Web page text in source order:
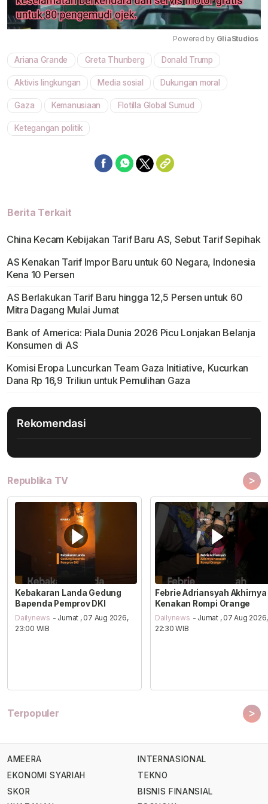
Mute
Powered by GliaStudios
Ariana Grande Greta Thunberg Donald Trump
Aktivis lingkungan Media sosial Dukungan moral
Gaza Kemanusiaan Flotilla Global Sumud
Ketegangan politik
Berita Terkait
China Kecam Kebijakan Tarif Baru AS, Sebut Tarif Sepihak
AS Kenakan Tarif Impor Baru untuk 60 Negara, Indonesia
Kena 10 Persen
AS Berlakukan Tarif Baru hingga 12,5 Persen untuk 60
Mitra Dagang Mulai Jumat
Bank of America: Piala Dunia 2026 Picu Lonjakan Belanja
Konsumen di AS
Komisi Eropa Luncurkan Team Gaza Initiative, Kucurkan
Dana Rp 16,9 Triliun untuk Pemulihan Gaza
Rekomendasi
Republika TV >
Kebakaran Landa Gedung
Bapenda Pemprov DKI
Dailynews - Jumat , 07 Aug 2026,
23:00 WIB
Febrie Adriansyah Akhirnya
Kenakan Rompi Orange
Dailynews - Jumat , 07 Aug 2026,
22:30 WIB
Terpopuler >
AMEERA
EKONOMI SYARIAH
SKOR
INTERNASIONAL
TEKNO
BISNIS FINANSIAL